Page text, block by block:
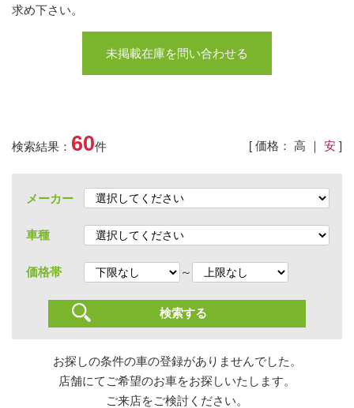
求め下さい。
未掲載在庫を問い合わせる
検索結果： 60件 [ 価格： 高 ｜ 安 ]
メーカー
車種
価格帯 ～
お探しの条件の車の登録がありませんでした。
店舗にてご希望のお車をお探しいたします。
ご来店をご検討ください。